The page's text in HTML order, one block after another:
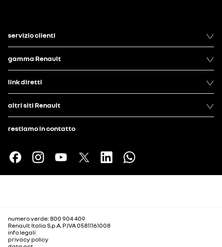
servizio clienti
gamma Renault
link diretti
altri siti Renault
restiamo in contatto
numero verde: 800 904 409
Renault Italia S.p.A. P.IVA 05811161008
info legali
privacy policy